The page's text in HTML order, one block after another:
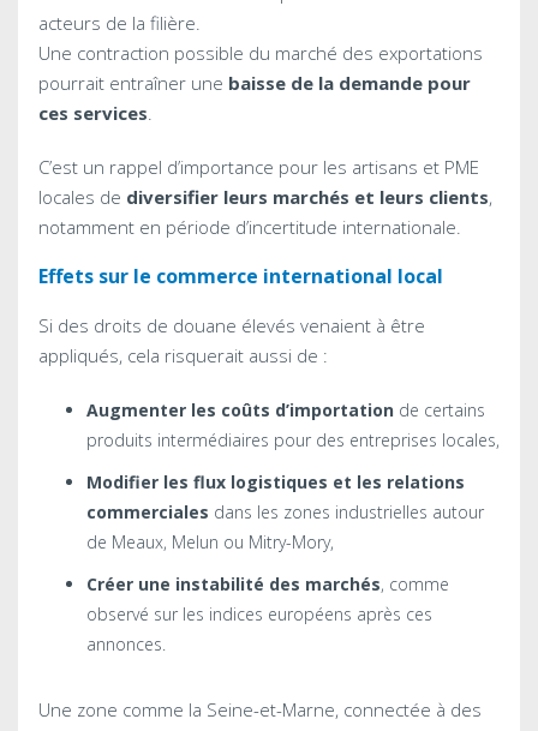
acteurs de la filière.
Une contraction possible du marché des exportations
pourrait entraîner une baisse de la demande pour
ces services.
C’est un rappel d’importance pour les artisans et PME
locales de diversifier leurs marchés et leurs clients,
notamment en période d’incertitude internationale.
Effets sur le commerce international local
Si des droits de douane élevés venaient à être
appliqués, cela risquerait aussi de :
Augmenter les coûts d’importation de certains
produits intermédiaires pour des entreprises locales,
Modifier les flux logistiques et les relations
commerciales dans les zones industrielles autour
de Meaux, Melun ou Mitry-Mory,
Créer une instabilité des marchés, comme
observé sur les indices européens après ces
annonces.
Une zone comme la Seine-et-Marne, connectée à des